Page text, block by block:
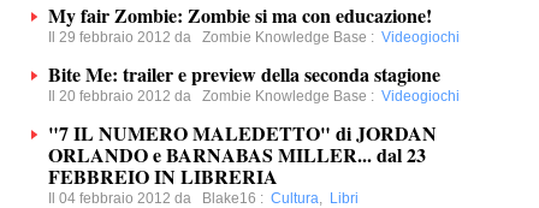
My fair Zombie: Zombie si ma con educazione!
Il 29 febbraio 2012 da Zombie Knowledge Base : Videogiochi
Bite Me: trailer e preview della seconda stagione
Il 20 febbraio 2012 da Zombie Knowledge Base : Videogiochi
"7 IL NUMERO MALEDETTO" di JORDAN
ORLANDO e BARNABAS MILLER... dal 23
FEBBREIO IN LIBRERIA
Il 04 febbraio 2012 da Blake16 : Cultura, Libri